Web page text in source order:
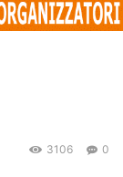
0
3106